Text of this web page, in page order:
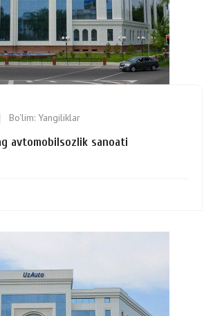
Bo'lim: Yangiliklar
avtomobilsozlik sanoati